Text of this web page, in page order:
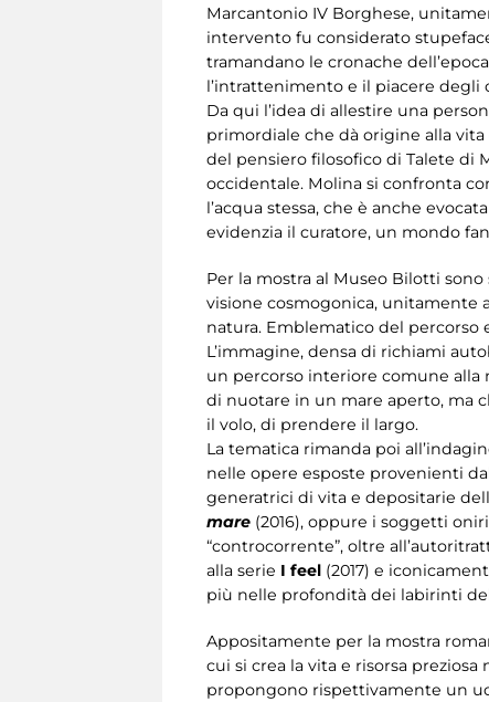
Marcantonio IV Borghese,
intervento fu considerato
tramandano le cronache
l’intrattenimento e il piacere degli
Da qui l’idea di allestire una
primordiale che dà origine alla
del pensiero filosofico di Talete di
occidentale. Molina si confronta
l’acqua stessa, che è anche
evidenzia il curatore, un mondo
Per la mostra al Museo Bilotti
visione cosmogonica, unitamente
natura. Emblematico del percorso
L’immagine, densa di richiami
un percorso interiore comune alla
di nuotare in un mare aperto, ma
il volo, di prendere il largo.
La tematica rimanda poi
nelle opere esposte provenienti
generatrici di vita e depositarie
mare (2016), oppure i soggetti
“controcorrente”, oltre
alla serie I feel (2017) e
più nelle profondità dei labirinti
Appositamente per la mostra
cui si crea la vita e risorsa
propongono rispettivamente un